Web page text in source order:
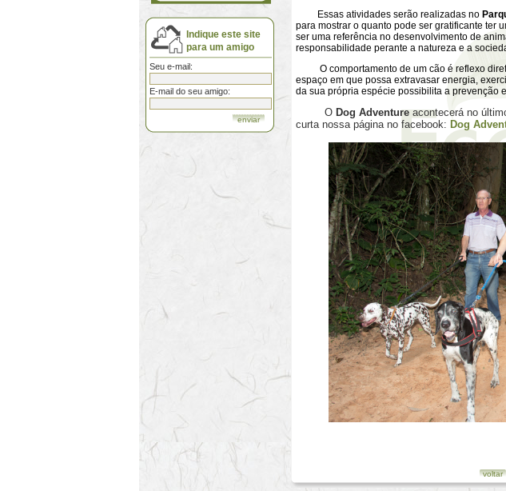
Indique este site
para um amigo
Seu e-mail:
E-mail do seu amigo:
Essas atividades serão realizadas no
para mostrar o quanto pode ser gratificante ter
ser uma referência no desenvolvimento de
responsabilidade perante a natureza e a
O comportamento de um cão é reflexo
espaço em que possa extravasar energia,
da sua própria espécie possibilita a prevenção
O Dog Adventureacontecerá no
curta nossa página no facebook: Dog
voltar